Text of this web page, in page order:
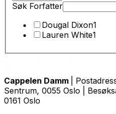
Søk Forfatter
Dougal Dixon1
Lauren White1
Cappelen Damm
|
Sentrum, 0055 Oslo |
0161 Oslo